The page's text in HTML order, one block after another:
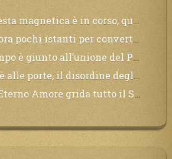
generazione patirà. Il black out non tarderà ad arrivare e tutta la Terra sarà oscurata.
non perdete tempo, la sciagura arriverà all’improvviso e per chi non si sarà preparato saranno dolori.
del Padre con il figlio, non avete che da attendere pochissimo.
degli ordinati urlerà perdono, ma sarà troppo tardi, il tradimento è stato grande!
il Suo bene per i Suoi,richiama a Sé i lontani, affinché si pentano e tornino a Lui: